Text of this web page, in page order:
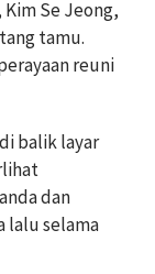
Kim Se Jeong,
tamu.
reuni
balik layar
dan
lalu selama